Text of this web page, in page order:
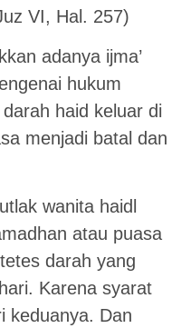
VI, Hal. 257)
adanya ijma’
hukum
haid keluar di
menjadi batal dan
wanita haidl
atau puasa
darah yang
Karena syarat
keduanya. Dan